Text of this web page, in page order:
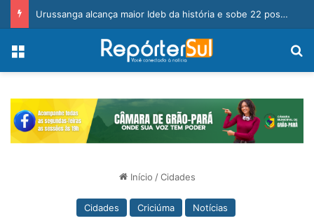
Tubarão avança com bons resultados na etapa Regional Sul da Olesc
Menu
Início / Cidades
Cidades Criciúma Notícias